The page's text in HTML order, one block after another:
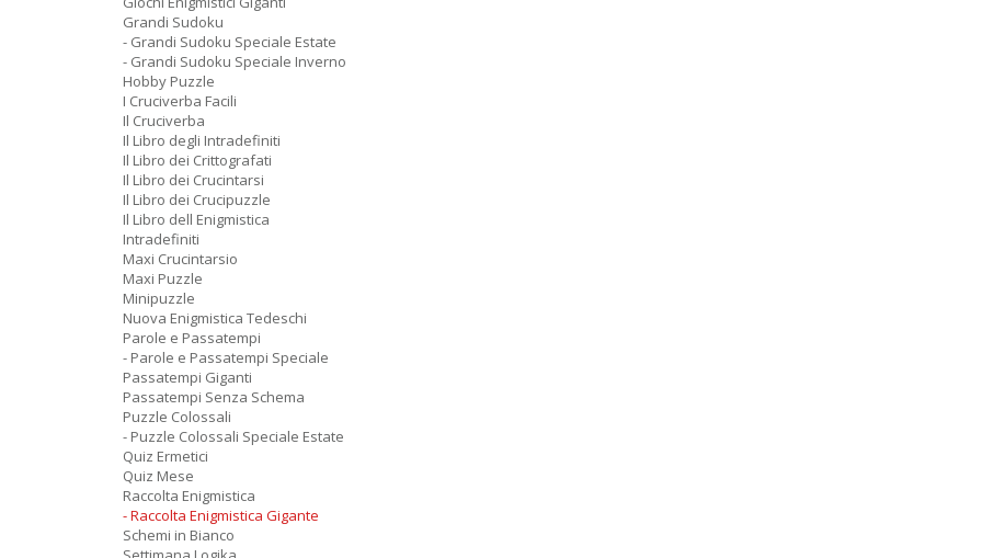
Grandi Sudoku
- Grandi Sudoku Speciale Estate
- Grandi Sudoku Speciale Inverno
Hobby Puzzle
I Cruciverba Facili
Il Cruciverba
Il Libro degli Intradefiniti
Il Libro dei Crittografati
Il Libro dei Crucintarsi
Il Libro dei Crucipuzzle
Il Libro dell Enigmistica
Intradefiniti
Maxi Crucintarsio
Maxi Puzzle
Minipuzzle
Nuova Enigmistica Tedeschi
Parole e Passatempi
- Parole e Passatempi Speciale
Passatempi Giganti
Passatempi Senza Schema
Puzzle Colossali
- Puzzle Colossali Speciale Estate
Quiz Ermetici
Quiz Mese
Raccolta Enigmistica
- Raccolta Enigmistica Gigante
Schemi in Bianco